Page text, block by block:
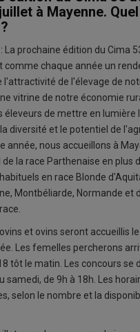
à Mayenne.
La prochaine édition du Cima
comme chaque année un
l'attractivité de l'élevage de
vitrine de notre économie
éleveurs de mettre en lumière
diversité et le potentiel de
année, nous accueillons à
la race Parthenaise en plus
en race Blonde
Montbéliarde, Normande et
et ovins seront accueillis
Les femelles percherons
tôt le matin. Les concours se
samedi, de 9h à 18h. Les
selon le nombre et la